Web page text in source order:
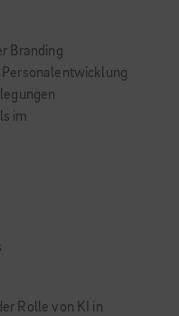
Branding
im
Rolle von KI in